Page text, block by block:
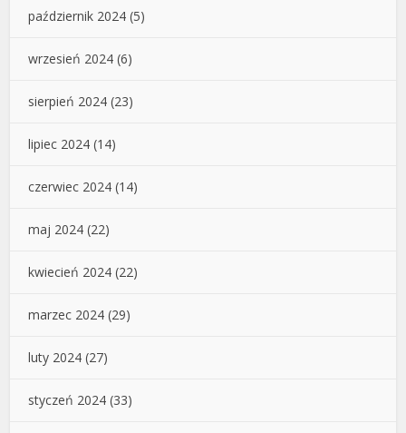
październik 2024 (5)
wrzesień 2024 (6)
sierpień 2024 (23)
lipiec 2024 (14)
czerwiec 2024 (14)
maj 2024 (22)
kwiecień 2024 (22)
marzec 2024 (29)
luty 2024 (27)
styczeń 2024 (33)